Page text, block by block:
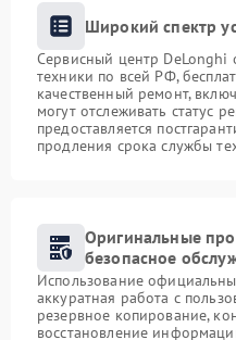
Широкий спектр
Сервисный центр DeLonghi
техники по всей РФ,
качественный ремонт,
могут отслеживать статус
предоставляется
продления срока службы
Оригинальные
безопасное
Использование
аккуратная работа с
резервное копирование,
восстановление